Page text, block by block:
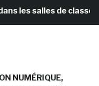
de classe des
NUMÉRIQUE